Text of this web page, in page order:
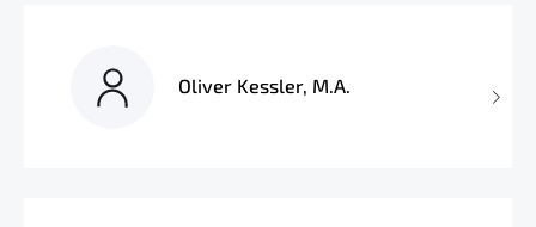
Oliver Kessler, M.A.